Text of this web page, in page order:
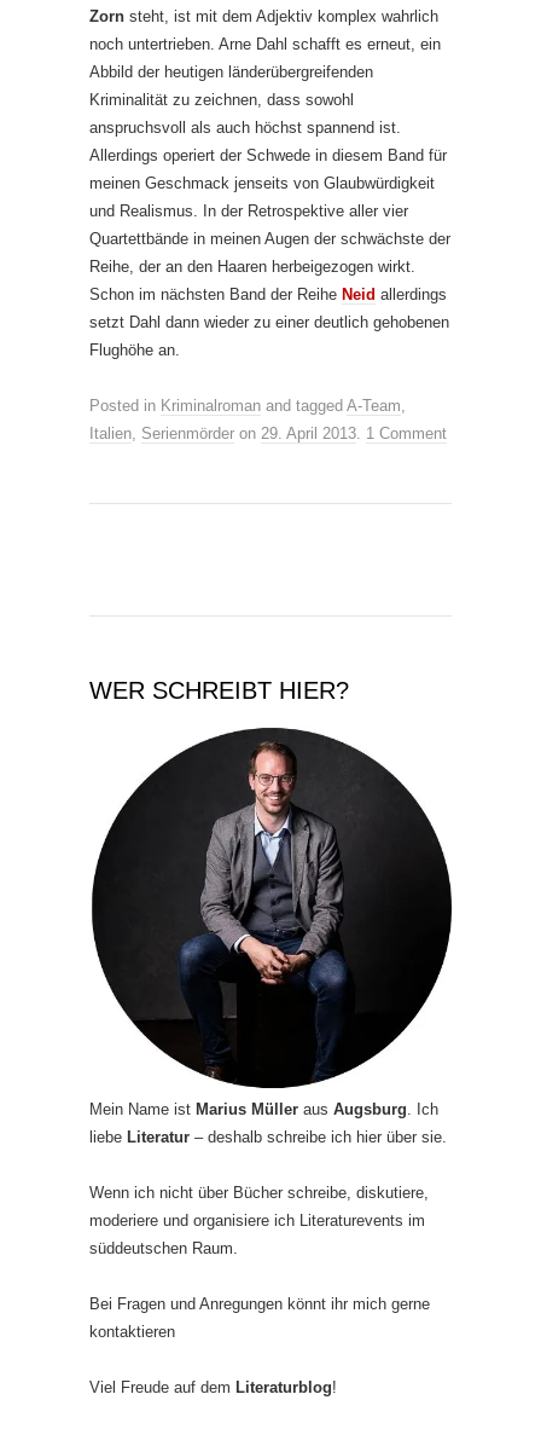
Zorn steht, ist mit dem Adjektiv komplex wahrlich
noch untertrieben. Arne Dahl schafft es erneut, ein
Abbild der heutigen länderübergreifenden
Kriminalität zu zeichnen, dass sowohl
anspruchsvoll als auch höchst spannend ist.
Allerdings operiert der Schwede in diesem Band für
meinen Geschmack jenseits von Glaubwürdigkeit
und Realismus. In der Retrospektive aller vier
Quartettbände in meinen Augen der schwächste der
Reihe, der an den Haaren herbeigezogen wirkt.
Schon im nächsten Band der Reihe Neid allerdings
setzt Dahl dann wieder zu einer deutlich gehobenen
Flughöhe an.
Posted in Kriminalroman and tagged A-Team,
Italien, Serienmörder on 29. April 2013. 1 Comment
WER SCHREIBT HIER?
Mein Name ist Marius Müller aus Augsburg. Ich
liebe Literatur – deshalb schreibe ich hier über sie.
Wenn ich nicht über Bücher schreibe, diskutiere,
moderiere und organisiere ich Literaturevents im
süddeutschen Raum.
Bei Fragen und Anregungen könnt ihr mich gerne
kontaktieren
Viel Freude auf dem Literaturblog!